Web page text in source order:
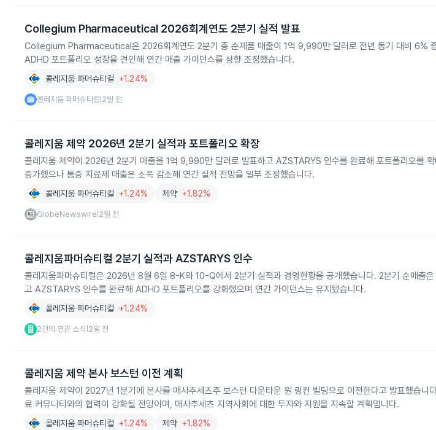
Collegium Pharmaceutical 2026회계연도 2분기 실적 발표
Collegium Pharmaceutical은 2026회계연도 2분기 총 순제품 매출이 1억 9,990만 달러로 전년 동기 대비 6%
ADHD 포트폴리오 성장을 견인해 연간 매출 가이던스를 상향 조정했습니다.
콜레지움 파머슈티컬 +1.24%
콜레지움 파머슈티컬 2일 전
콜레지움 제약 2026년 2분기 실적과 포트폴리오 확장
콜레지움 제약이 2026년 2분기 매출을 1억 9,990만 달러로 발표하고 AZSTARYS 인수를 완료해 포트폴리오를
증가했으나 통증 치료제 매출은 소폭 감소해 연간 실적 전망을 일부 조정했습니다.
콜레지움 파머슈티컬 +1.24% 제약 +1.82%
GlobeNewswire 2일 전
콜레지움파머슈티컬 2분기 실적과 AZSTARYS 인수
콜레지움파머슈티컬은 2026년 8월 6일 8-K와 10-Q에서 2분기 실적과 경영현황을 공개했습니다. 2분기 순매출
고 AZSTARYS 인수를 완료해 ADHD 포트폴리오를 강화했으며 연간 가이던스는 유지됐습니다.
콜레지움 파머슈티컬 +1.24%
2건의 연관 소식 2일 전
콜레지움 제약 본사 보스턴 이전 계획
콜레지움 제약이 2027년 1분기에 본사를 매사추세츠주 보스턴 다운타운 원 링컨 빌딩으로 이전한다고 발표했습니
료 커뮤니티와의 협력이 강화될 전망이며, 매사추세츠 지역사회에 대한 투자와 지원을 지속할 계획입니다.
콜레지움 파머슈티컬 +1.24% 제약 +1.82%